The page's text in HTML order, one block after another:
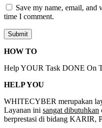
Save my name, email, and
time I comment.
HOW TO
Help YOUR Task DONE On
HELP YOU
WHITECYBER merupakan
Layanan ini sangat dibutuhkan
berprestasi di bidang